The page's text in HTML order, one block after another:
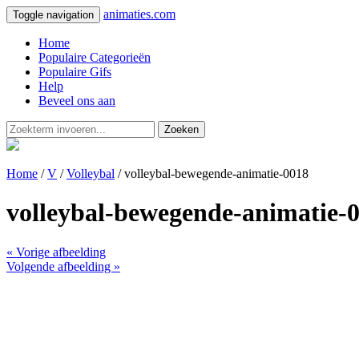
Toggle navigation animaties.com
Home
Populaire Categorieën
Populaire Gifs
Help
Beveel ons aan
Zoeken
Home /V /Volleybal / volleybal-bewegende-animatie-0018
volleybal-bewegende-animatie-
« Vorige afbeelding
Volgende afbeelding »